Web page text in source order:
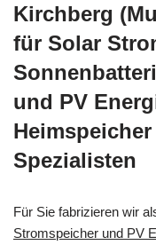
Kirchberg
für Solar
und PV
Spezialisten
Für Sie fabrizieren wir
Stromspeicher und PV